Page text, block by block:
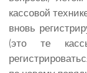
кассовой
вновь
(это те